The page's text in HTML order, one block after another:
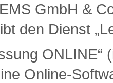
GmbH &
den Dienst
Online-